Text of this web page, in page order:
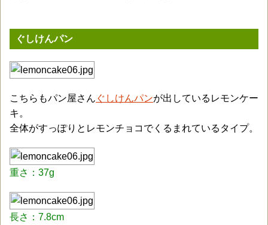
ぐしけんパン
こちらもパン屋さん ぐしけんパンが出しているレモンケー
キ。
全体がすっぽりとレモンチョコでくるまれているタイプ。
重さ：37g
長さ：7.8cm